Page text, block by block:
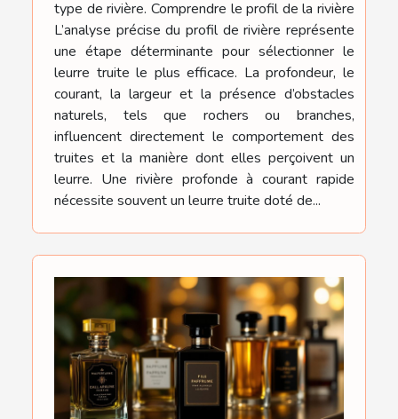
type de rivière. Comprendre le profil de la rivière
L’analyse précise du profil de rivière représente
une étape déterminante pour sélectionner le
leurre truite le plus efficace. La profondeur, le
courant, la largeur et la présence d’obstacles
naturels, tels que rochers ou branches,
influencent directement le comportement des
truites et la manière dont elles perçoivent un
leurre. Une rivière profonde à courant rapide
nécessite souvent un leurre truite doté de...